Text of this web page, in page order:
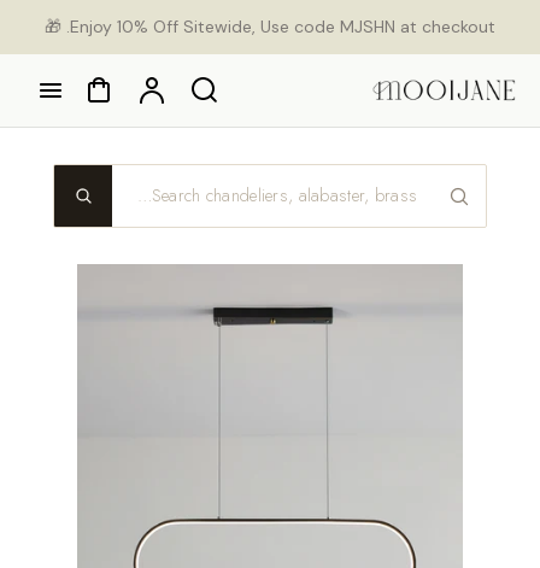
Enjoy 10% Off Sitewide, Use code MJSHN at checkout. 🎁
Search
Account
Cart